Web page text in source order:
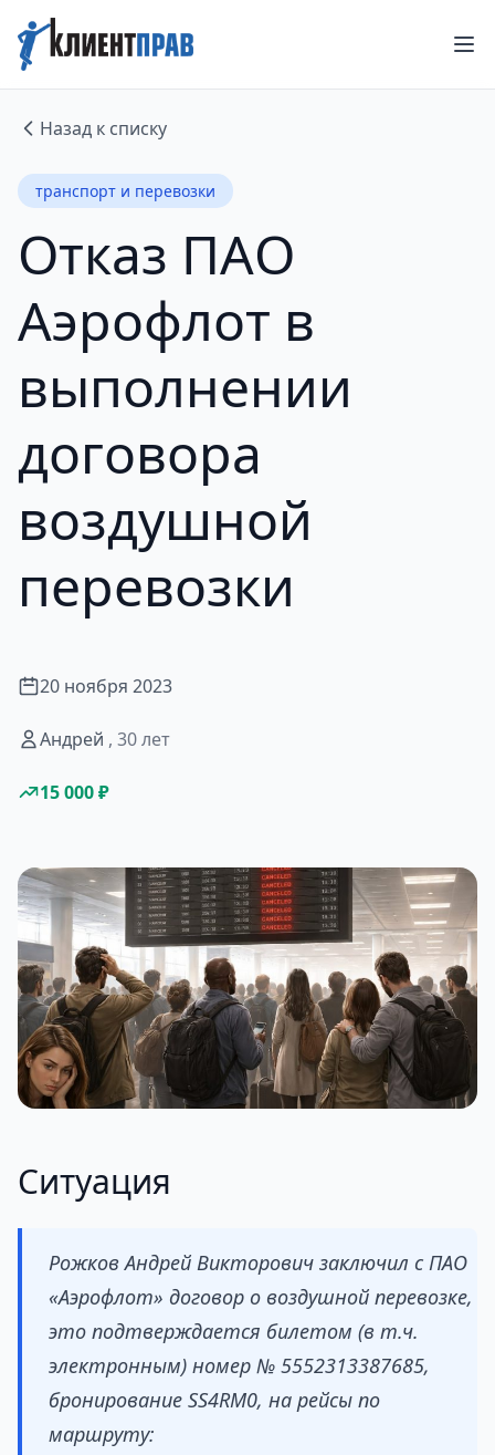
Назад к списку
транспорт и перевозки
Отказ ПАО
Аэрофлот в
выполнении
договора
воздушной
перевозки
20 ноября 2023
Андрей , 30 лет
15 000 ₽
Ситуация
Рожков Андрей Викторович заключил с ПАО
«Аэрофлот» договор о воздушной перевозке,
это подтверждается билетом (в т.ч.
электронным) номер № 5552313387685,
бронирование SS4RM0, на рейсы по
маршруту: